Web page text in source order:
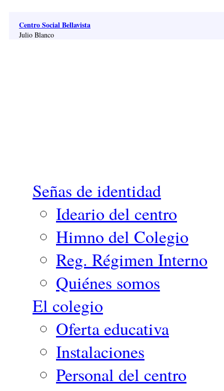
Centro Social Bellavista
Julio Blanco
Señas de identidad
Ideario del centro
Himno del Colegio
Reg. Régimen Interno
Quiénes somos
El colegio
Oferta educativa
Instalaciones
Personal del centro